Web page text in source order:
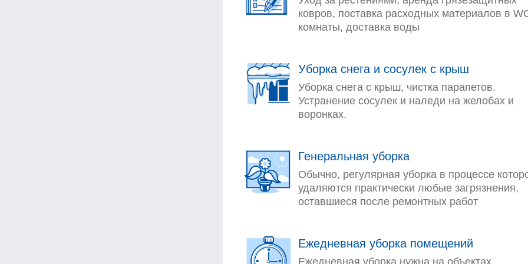
ковров, поставка расходных материалов в
комнаты, доставка воды
Уборка снега и сосулек с крыш
Уборка снега с крыш, чистка парапетов.
Устранение сосулек и наледи на желобах и
воронках.
Генеральная уборка
Обычно, регулярная уборка в процессе
удаляются практически любые загрязнения,
оставшиеся после ремонтных работ
Ежедневная уборка помещений
Ежедневная уборка нужна на объектах